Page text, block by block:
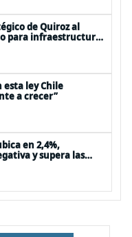
de Quiroz al
para infraestructura
esta ley Chile
a crecer”
en 2,4%,
y supera las